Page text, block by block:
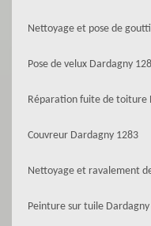
Nettoyage et pose de
Pose de velux Dardagny
Réparation fuite de toiture
Couvreur Dardagny 1283
Nettoyage et ravalement
Peinture sur tuile